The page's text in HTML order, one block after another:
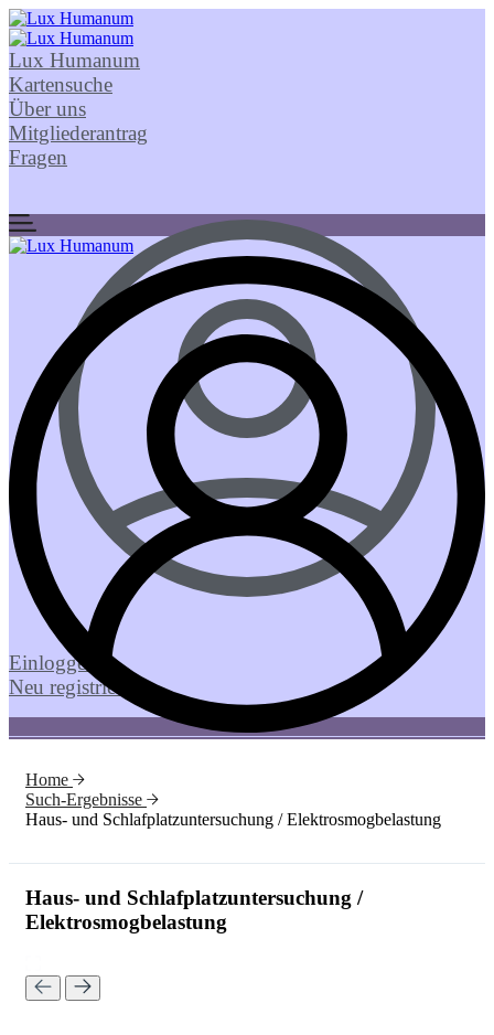
Lux Humanum
Kartensuche
Über uns
Mitgliederantrag
Fragen
Einloggen
Neu registrieren
Home
Such-Ergebnisse
Haus- und Schlafplatzuntersuchung / Elektrosmogbelastung
Haus- und Schlafplatzuntersuchung /
Elektrosmogbelastung